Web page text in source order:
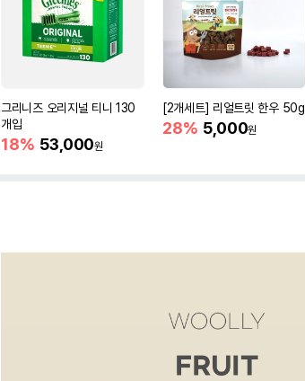
그리니즈 오리지널 티니 130
개입
18% 53,000원
[2개세트] 리얼트릿 한우 50g
28% 5,000원